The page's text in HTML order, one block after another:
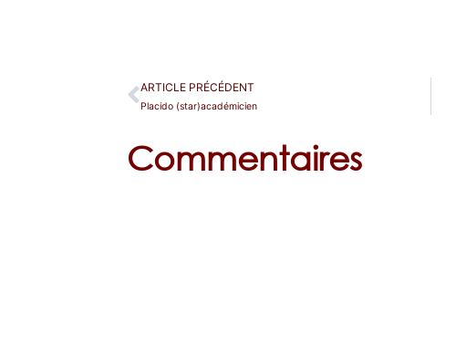
ARTICLE PRÉCÉDENT
Placido (star)académicien
Commentaires